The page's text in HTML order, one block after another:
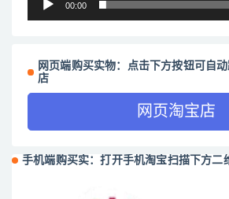
00:00
网页端购买实物：点击下方按钮可自
店
网页淘宝店
手机端购买实：打开手机淘宝扫描下方二